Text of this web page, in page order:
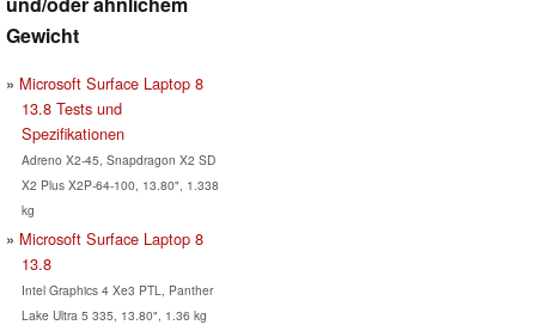
Gewicht
Microsoft Surface Laptop 8
13.8 Tests und
Spezifikationen
Adreno X2-45, Snapdragon X2 SD
X2 Plus X2P-64-100, 13.80", 1.338
kg
Microsoft Surface Laptop 8
13.8
Intel Graphics 4 Xe3 PTL, Panther
Lake Ultra 5 335, 13.80", 1.36 kg